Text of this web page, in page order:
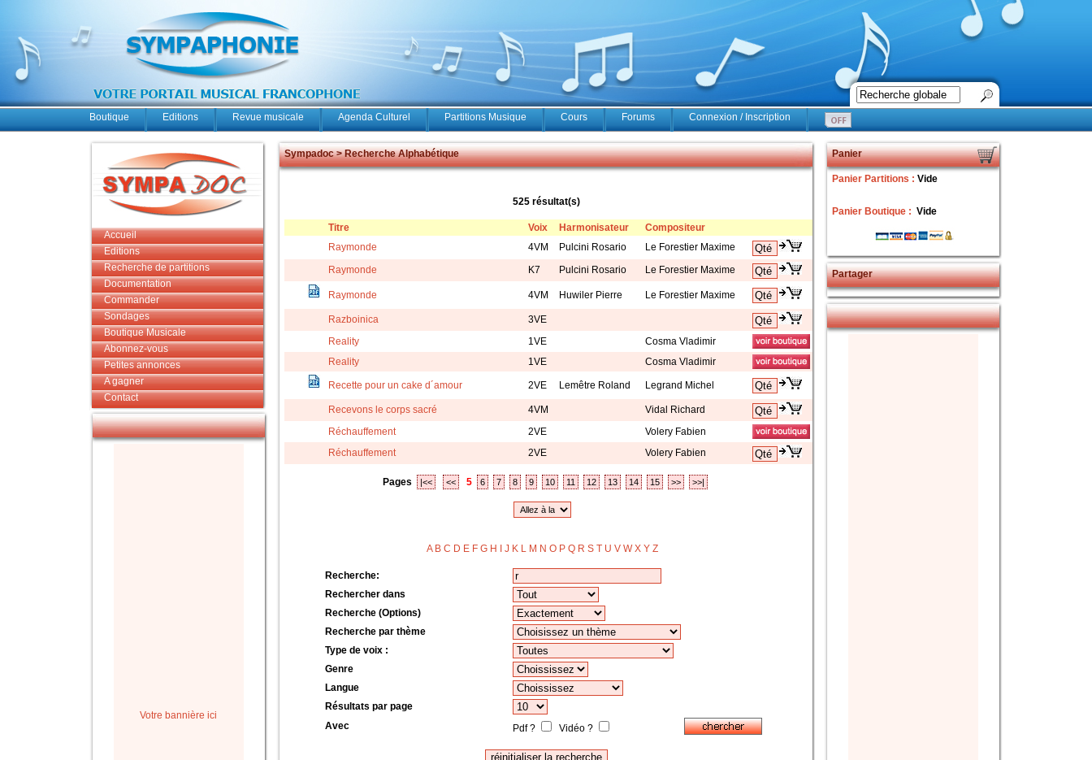
Boutique Editions Revue musicale Agenda Culturel Partitions Musique Cours Forums Connexion / Inscription
Accueil
Editions
Recherche de partitions
Documentation
Commander
Sondages
Boutique Musicale
Abonnez-vous
Petites annonces
A gagner
Contact
Votre bannière ici
Sympadoc > Recherche Alphabétique
525 résultat(s)
Titre Voix Harmonisateur
Compositeur
Raymonde
4VM Pulcini Rosario
Le Forestier Maxime
Raymonde
K7 Pulcini Rosario Le Forestier Maxime
Raymonde 4VM Huwiler Pierre Le Forestier Maxime
Razboinica
3VE
Reality
1VE
Cosma Vladimir
Reality
1VE Cosma Vladimir
Recette pour un cake d´amour 2VE Lemêtre Roland Legrand Michel
Recevons le corps sacré 4VM
Vidal Richard
Réchauffement
2VE
Volery Fabien
Réchauffement
2VE Volery Fabien
Pages |<< << 5 6 7 8 9 10 11 12 13 14 15 >> >>|
A B C D E F G H J K L M N O P Q R S T U V W X Y Z
Recherche:
Rechercher dans
Recherche (Options)
Recherche par thème
Type de voix :
Genre
Langue
Résultats par page
Avec
Pdf ? Vidéo ?
Panier
Panier Partitions : Vide
Panier Boutique : Vide
Partager